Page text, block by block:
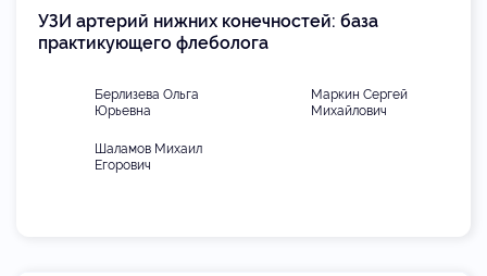
Берлизева Ольга
Юрьевна
Маркин Сергей
Михайлович
Шаламов Михаил
Егорович
УЗИ артерий нижних конечностей: база
практикующего флеболога